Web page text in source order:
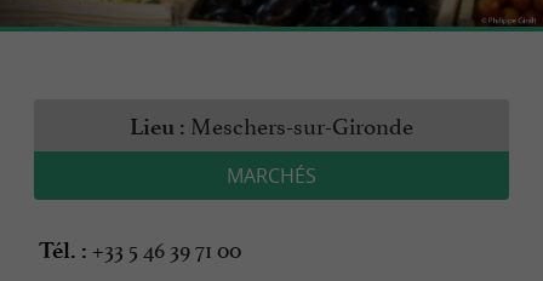
Lieu : Meschers-sur-Gironde
MARCHÉS
Tél. : +33 5 46 39 71 00